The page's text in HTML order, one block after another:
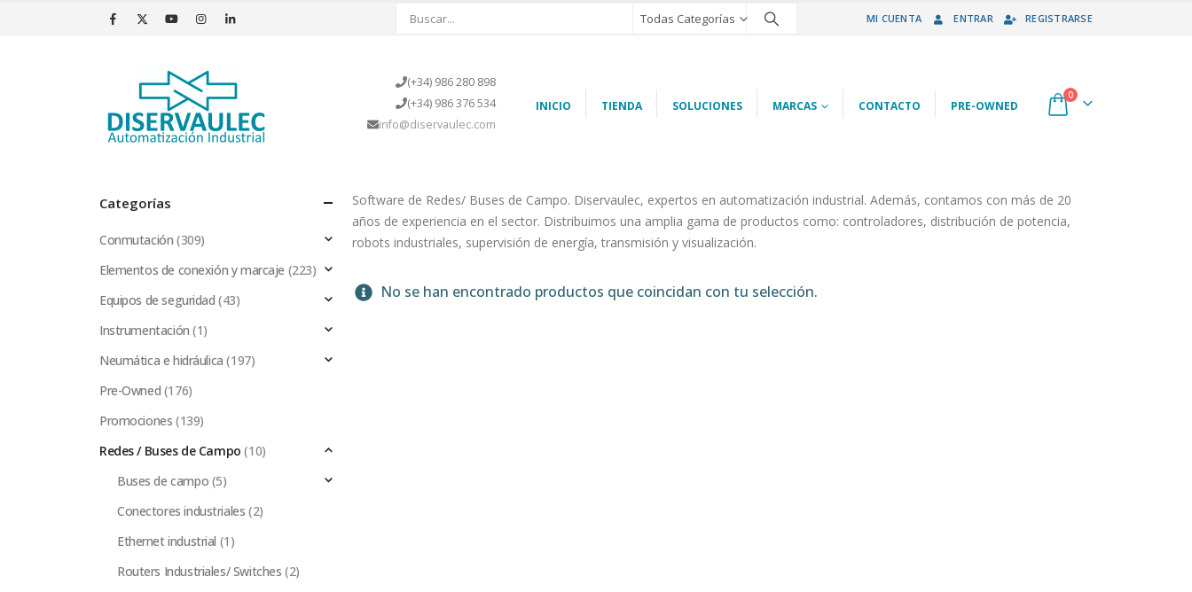
Todas Categorías MI CUENTA ENTRAR REGISTRARSE
(+34) 986 280 898
(+34) 986 376 534
info@diservaulec.com
INICIO TIENDA SOLUCIONES MARCAS CONTACTO PRE-OWNED
0
Software de Redes/ Buses de Campo. Diservaulec, expertos en automatización industrial. Además, contamos con más de 20
años de experiencia en el sector. Distribuimos una amplia gama de productos como: controladores, distribución de potencia,
robots industriales, supervisión de energía, transmisión y visualización.
No se han encontrado productos que coincidan con tu selección.
Categorías
Conmutación (309)
Elementos de conexión y marcaje (223)
Equipos de seguridad (43)
Instrumentación (1)
Neumática e hidráulica (197)
Pre-Owned (176)
Promociones (139)
Redes / Buses de Campo (10)
Buses de campo (5)
Conectores industriales (2)
Ethernet industrial (1)
Routers Industriales/ Switches (2)